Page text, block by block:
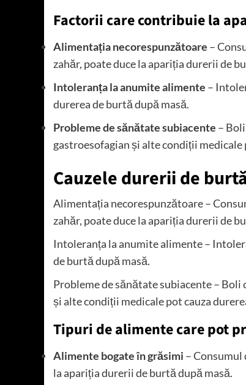
Factorii care contribuie la
Alimentația necorespunzătoare –
zahăr, poate duce la apariția durerii de
Intoleranța la anumite alimente –
durerea de burtă după masă.
Probleme de sănătate subiacente –
gastroesofagian și alte condiții
Cauzele durerii de
Alimentația necorespunzătoare –
zahăr, poate duce la apariția durerii de
Intoleranța la anumite alimente –
de burtă după masă.
Probleme de sănătate subiacente –
și alte condiții medicale pot cauza
Tipuri de alimente care pot
Alimente bogate în grăsimi – Consumul
la apariția durerii de burtă după masă.